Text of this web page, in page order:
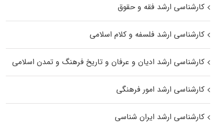
کارشناسی ارشد فقه و حقوق
کارشناسی ارشد فلسفه و کلام اسلامی
کارشناسی ارشد ادیان و عرفان و تاریخ فرهنگ و تمدن اسلامی
کارشناسی ارشد امور فرهنگی
کارشناسی ارشد ایران شناسی